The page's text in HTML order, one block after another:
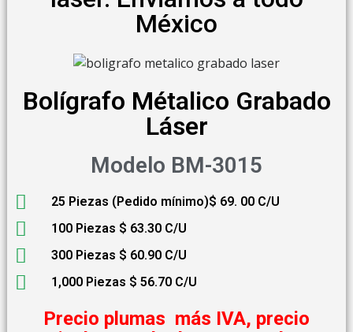
México
Bolígrafo Métalico Grabado
Láser
Modelo BM-3015
25 Piezas (Pedido mínimo)$ 69. 00 C/U
100 Piezas $ 63.30 C/U
300 Piezas $ 60.90 C/U
1,000 Piezas $ 56.70 C/U
Precio plumas más IVA, precio